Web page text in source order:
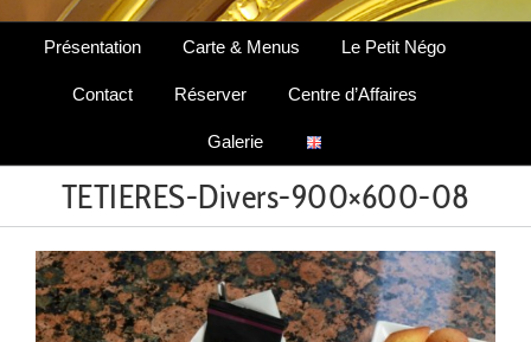
Présentation Carte & Menus Le Petit Négo
Contact Réserver Centre d’Affaires
Galerie
TETIERES-Divers-900×600-08